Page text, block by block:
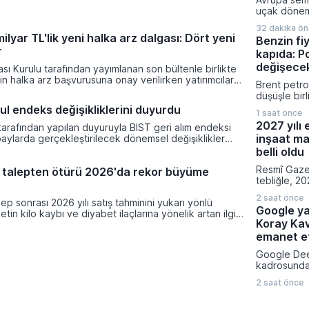
TL'lik yeni halka arz dalgası: Dört yeni
Kurulu tarafından yayımlanan son bültenle birlikte
halka arz başvurusuna onay verilirken yatırımcılar
toplama sürecine başlayarak borsaya adım
Mağazacılık, Teknika Plast, Türker Vangölü Enerji
oldu.
endeks değişikliklerini duyurdu
yapılan duyuruyla BIST geri alım endeksi
gerçekleştirilecek dönemsel değişiklikler
tamamlanan değerleme çalışmaları
dahil edilecek hisseler belirlendi.
talepten ötürü 2026'da rekor büyüme
sonrası 2026 yılı satış tahminini yukarı yönlü
kilo kaybı ve diyabet ilaçlarına yönelik artan ilgi,
uçak
ilerlemeler
popüler
bataryalı
seyahat
geliyor.
32 dakika
Benzin
kapıda:
Brent
düşüşle
indirim
İndirim
Tüketim
edilmesi
fiyatlarına
1 saat önce
2027
inşaat
belli oldu
Resmî
tebliğle,
normal
belirlendi.
fabrikalara,
23 farklı
bedelleri
2 saat önce
Google
Koray
emanet
Google
insanı
2 saat önce